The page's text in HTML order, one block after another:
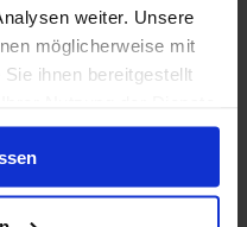
weiter. Unsere
möglicherweise mit
ihnen bereitgestellt
Staten met de